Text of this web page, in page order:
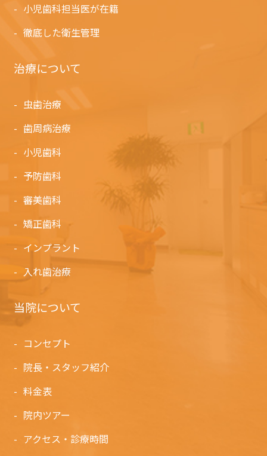
小児歯科担当医が在籍
徹底した衛生管理
治療について
虫歯治療
歯周病治療
小児歯科
予防歯科
審美歯科
矯正歯科
インプラント
入れ歯治療
当院について
コンセプト
院長・スタッフ紹介
料金表
院内ツアー
アクセス・診療時間